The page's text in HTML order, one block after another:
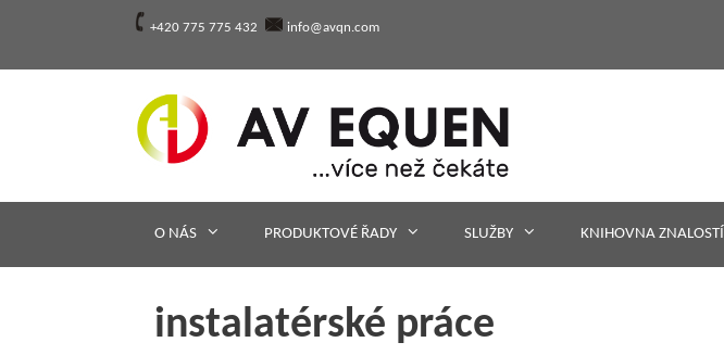
obsah
+420 775 775 432 info@avqn.com
O NÁS PRODUKTOVÉ ŘADY SLUŽBY KNIHOVNA ZNALOSTÍ
instalatérské práce